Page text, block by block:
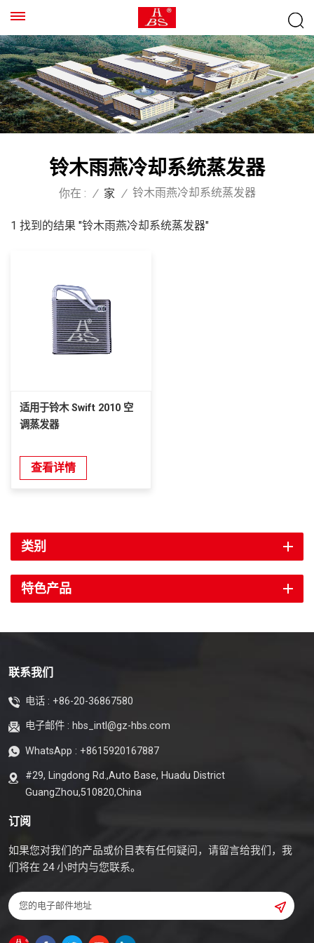
铃木雨燕冷却系统蒸发器
你在 : / 家 / 铃木雨燕冷却系统蒸发器
1 找到的结果 "铃木雨燕冷却系统蒸发器"
适用于铃木 Swift 2010 空
调蒸发器
查看详情
类别
特色产品
联系我们
电话 : +86-20-36867580
电子邮件 : hbs_intl@gz-hbs.com
WhatsApp : +8615920167887
#29, Lingdong Rd.,Auto Base, Huadu District
GuangZhou,510820,China
订阅
如果您对我们的产品或价目表有任何疑问，请留言给我们，我
们将在 24 小时内与您联系。